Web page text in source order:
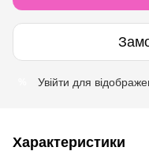
Увійти для
Характеристики